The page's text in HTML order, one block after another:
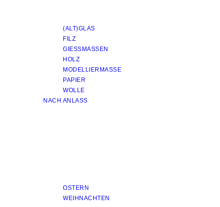
(ALT)GLAS
FILZ
GIESSMASSEN
HOLZ
MODELLIERMASSE
PAPIER
WOLLE
NACH ANLASS
OSTERN
WEIHNACHTEN